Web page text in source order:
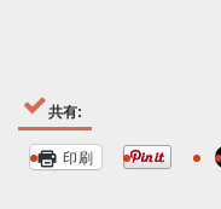
共有:
印刷